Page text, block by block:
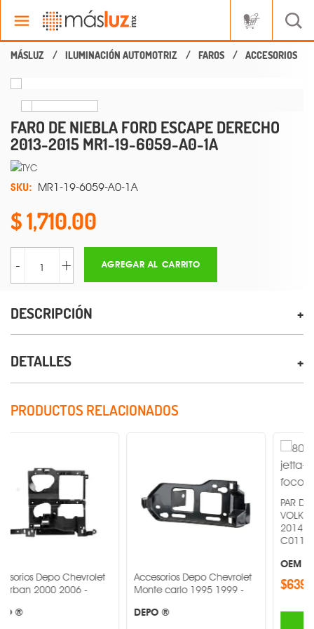
ILUMINACIÓN AUTOMOTRIZ FAROS ACCESORIOS
FARO DE NIEBLA FORD ESCAPE DERECHO
2013-2015 MR1-19-6059-A0-1A
SKU: MR1-19-6059-A0-1A
1,710.00
- + AGREGAR AL CARRITO
DESCRIPCIÓN
DETALLES
PRODUCTOS RELACIONADOS
Chevrolet
2006 -
Accesorios Depo Chevrolet
Monte carlo 1995 1999 -
PAR DE FARO DE
VOLKSWAGEN
2014 MR1-PAR-19-
C0110015B3 -
$639.00